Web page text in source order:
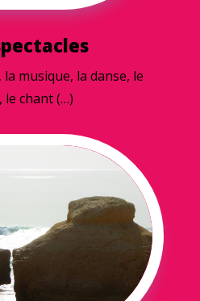
la musique, la danse, le
le chant (…)